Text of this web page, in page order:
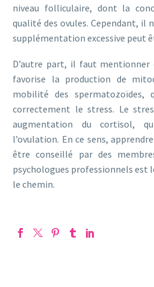
niveau folliculaire, dont la
qualité des ovules. Cependant, il
supplémentation excessive peut
D’autre part, il faut mentionner
favorise la production de
mobilité des spermatozoïdes,
correctement le stress. Le
augmentation du cortisol,
l’ovulation. En ce sens,
être conseillé par des
psychologues professionnels est
le chemin.